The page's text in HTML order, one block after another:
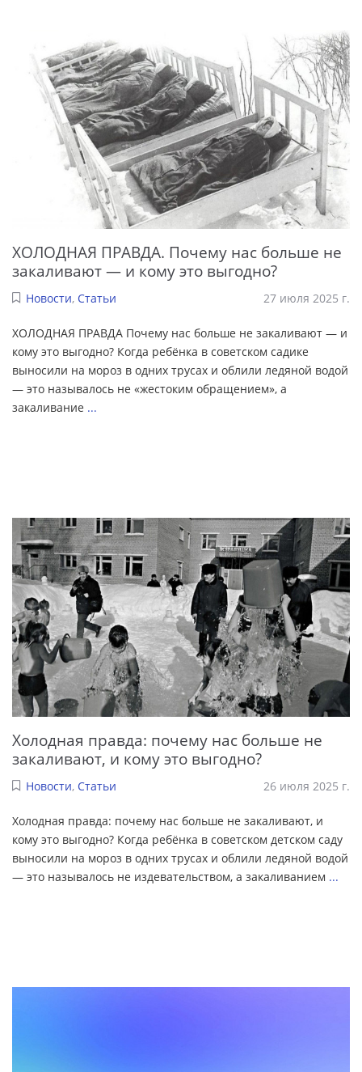
ХОЛОДНАЯ ПРАВДА. Почему нас больше не
закаливают — и кому это выгодно?
Новости, Статьи 27 июля 2025 г.
ХОЛОДНАЯ ПРАВДА Почему нас больше не закаливают — и
кому это выгодно? Когда ребёнка в советском садике
выносили на мороз в одних трусах и облили ледяной водой
— это называлось не «жестоким обращением», а
закаливание ...
Холодная правда: почему нас больше не
закаливают, и кому это выгодно?
Новости, Статьи 26 июля 2025 г.
Холодная правда: почему нас больше не закаливают, и
кому это выгодно? Когда ребёнка в советском детском саду
выносили на мороз в одних трусах и облили ледяной водой
— это называлось не издевательством, а закаливанием ...